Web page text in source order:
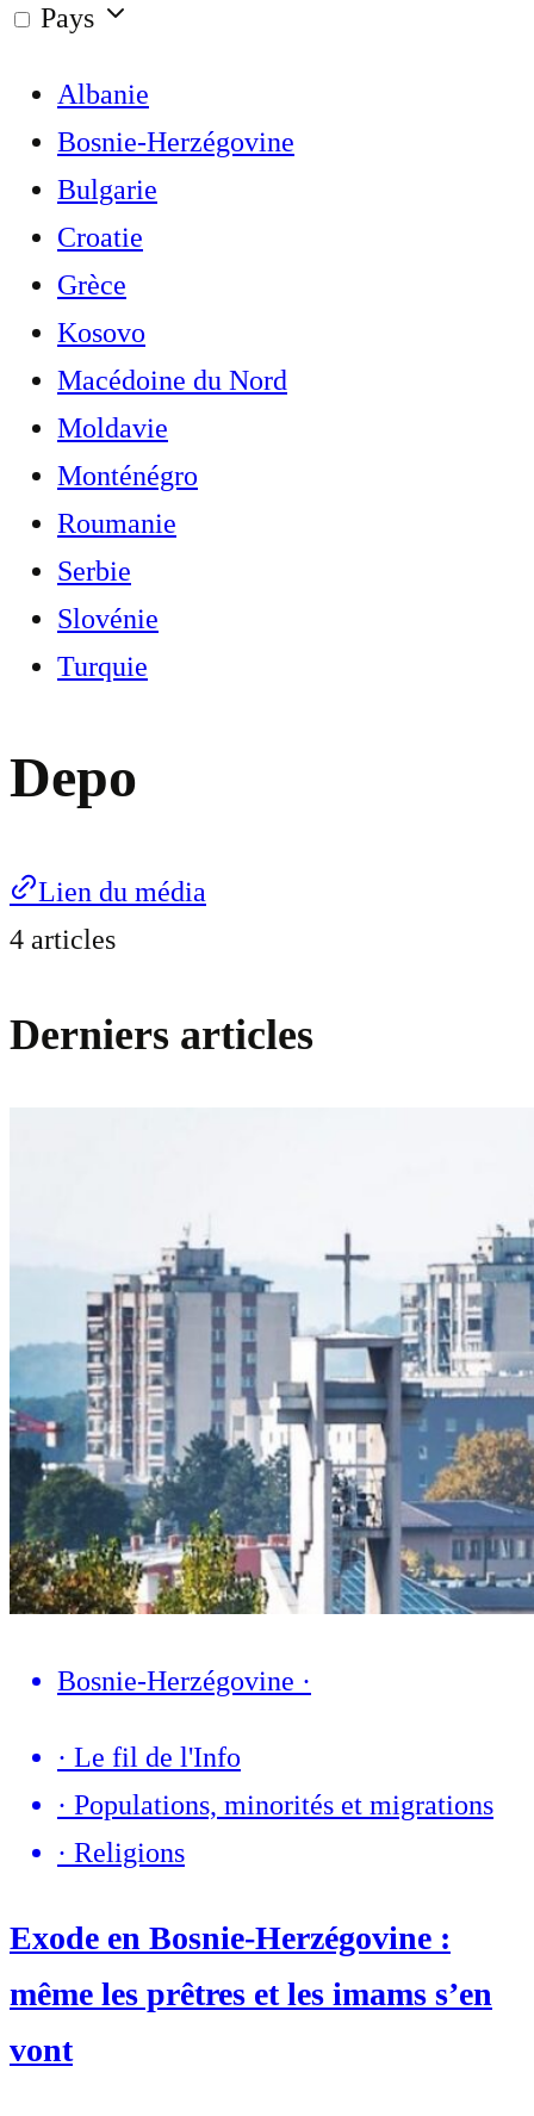
Pays
Albanie
Bosnie-Herzégovine
Bulgarie
Croatie
Grèce
Kosovo
Macédoine du Nord
Moldavie
Monténégro
Roumanie
Serbie
Slovénie
Turquie
Depo
Lien du média
4 articles
Derniers articles
Bosnie-Herzégovine ·
· Le fil de l'Info
· Populations, minorités et migrations
· Religions
Exode en Bosnie-Herzégovine :
même les prêtres et les imams s’en
vont